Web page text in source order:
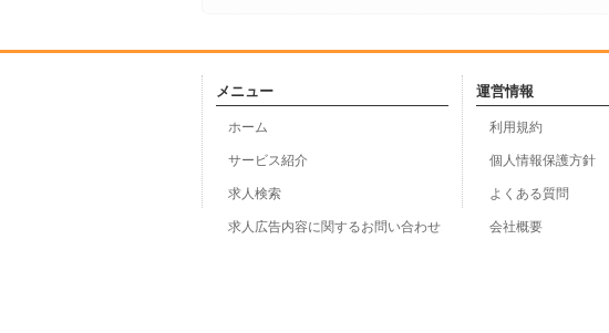
メニュー
ホーム
サービス紹介
求人検索
求人広告内容に関するお問い合わせ
運営情報
利用規約
個人情報保護方針
よくある質問
会社概要